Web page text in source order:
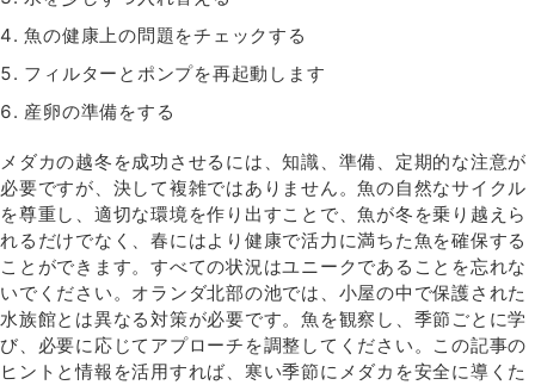
魚の健康上の問題をチェックする
フィルターとポンプを再起動します
産卵の準備をする
メダカの越冬を成功させるには、知識、準備、定期的な注意が
必要ですが、決して複雑ではありません。魚の自然なサイクル
を尊重し、適切な環境を作り出すことで、魚が冬を乗り越えら
れるだけでなく、春にはより健康で活力に満ちた魚を確保する
ことができます。すべての状況はユニークであることを忘れな
いでください。オランダ北部の池では、小屋の中で保護された
水族館とは異なる対策が必要です。魚を観察し、季節ごとに学
び、必要に応じてアプローチを調整してください。この記事の
ヒントと情報を活用すれば、寒い季節にメダカを安全に導くた